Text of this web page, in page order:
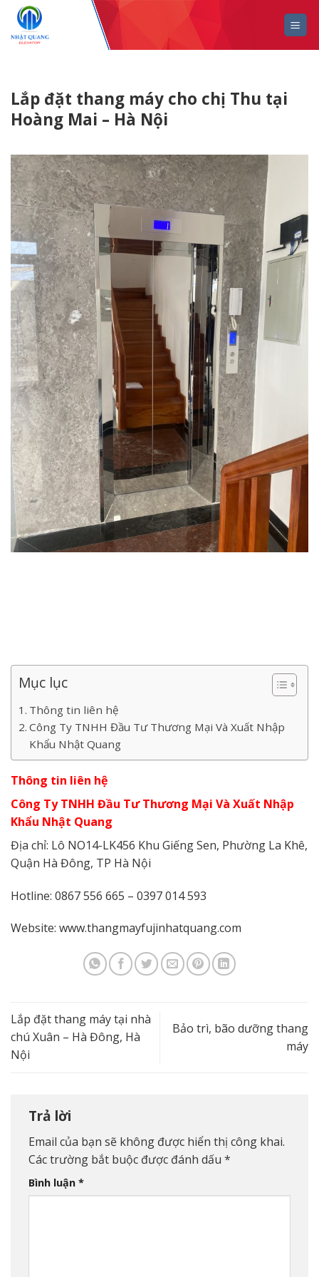
Skip
content
Lắp đặt thang máy cho chị Thu tại
Hoàng Mai – Hà Nội
Mục lục
Thông tin liên hệ
Công Ty TNHH Đầu Tư Thương Mại Và Xuất Nhập
Khẩu Nhật Quang
Thông tin liên hệ
Công Ty TNHH Đầu Tư Thương Mại Và Xuất Nhập
Khẩu Nhật Quang
Địa chỉ: Lô NO14-LK456 Khu Giếng Sen, Phường La Khê,
Quận Hà Đông, TP Hà Nội
Hotline: 0867 556 665 – 0397 014 593
Website: www.thangmayfujinhatquang.com
Lắp đặt thang máy tại nhà
chú Xuân – Hà Đông, Hà
Nội
Bảo trì, bão dưỡng thang
máy
Trả lời
Email của bạn sẽ không được hiển thị công khai.
Các trường bắt buộc được đánh dấu *
Bình luận *